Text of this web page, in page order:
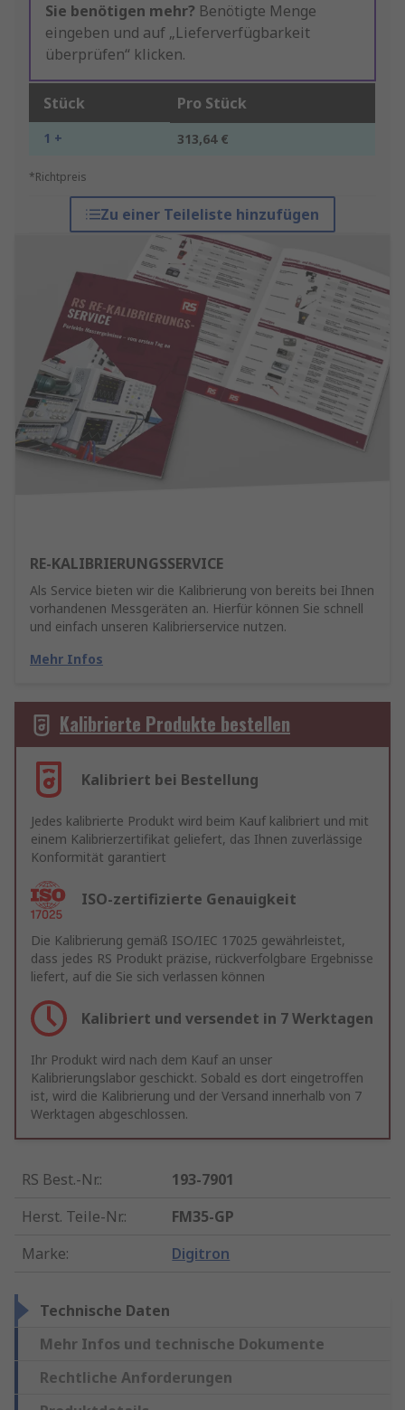
Sie benötigen mehr? Benötigte Menge
eingeben und auf „Lieferverfügbarkeit
überprüfen“ klicken.
Stück Pro Stück
1 + 313,64 €
*Richtpreis
Zu einer Teileliste hinzufügen
RE-KALIBRIERUNGSSERVICE
Als Service bieten wir die Kalibrierung von bereits bei Ihnen
vorhandenen Messgeräten an. Hierfür können Sie schnell
und einfach unseren Kalibrierservice nutzen.
Mehr Infos
Kalibrierte Produkte bestellen
Kalibriert bei Bestellung
Jedes kalibrierte Produkt wird beim Kauf kalibriert und mit
einem Kalibrierzertifikat geliefert, das Ihnen zuverlässige
Konformität garantiert
ISO-zertifizierte Genauigkeit
Die Kalibrierung gemäß ISO/IEC 17025 gewährleistet,
dass jedes RS Produkt präzise, rückverfolgbare Ergebnisse
liefert, auf die Sie sich verlassen können
Kalibriert und versendet in 7 Werktagen
Ihr Produkt wird nach dem Kauf an unser
Kalibrierungslabor geschickt. Sobald es dort eingetroffen
ist, wird die Kalibrierung und der Versand innerhalb von 7
Werktagen abgeschlossen.
RS Best.-Nr.:
193-7901
Herst. Teile-Nr.:
FM35-GP
Marke: Digitron
Technische Daten
Mehr Infos und technische Dokumente
Rechtliche Anforderungen